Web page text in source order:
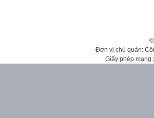
Đơn vị chủ quản:
Giấy phép mạng